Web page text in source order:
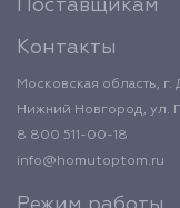
Поставщикам
Контакты
Московская область, г.
Нижний Новгород, ул.
8 800 511-00-18
info@homutoptom.ru